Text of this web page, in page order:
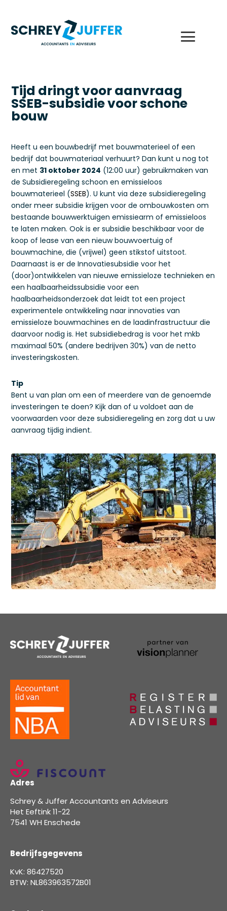
Tijd dringt voor aanvraag
SSEB-subsidie voor schone
bouw
Heeft u een bouwbedrijf met bouwmaterieel of een
bedrijf dat bouwmateriaal verhuurt? Dan kunt u nog tot
en met 31 oktober 2024 (12:00 uur) gebruikmaken van
de Subsidieregeling schoon en emissieloos
bouwmaterieel (SSEB). U kunt via deze subsidieregeling
onder meer subsidie krijgen voor de ombouwkosten om
bestaande bouwwerktuigen emissiearm of emissieloos
te laten maken. Ook is er subsidie beschikbaar voor de
koop of lease van een nieuw bouwvoertuig of
bouwmachine, die (vrijwel) geen stikstof uitstoot.
Daarnaast is er de Innovatiesubsidie voor het
(door)ontwikkelen van nieuwe emissieloze technieken en
een haalbaarheidssubsidie voor een
haalbaarheidsonderzoek dat leidt tot een project
experimentele ontwikkeling naar innovaties van
emissieloze bouwmachines en de laadinfrastructuur die
daarvoor nodig is. Het subsidiebedrag is voor het mkb
maximaal 50% (andere bedrijven 30%) van de netto
investeringskosten.
Tip
Bent u van plan om een of meerdere van de genoemde
investeringen te doen? Kijk dan of u voldoet aan de
voorwaarden voor deze subsidieregeling en zorg dat u uw
aanvraag tijdig indient.
Adres
Schrey & Juffer Accountants en Adviseurs
Het Eeftink 11-22
7541 WH Enschede
Bedrijfsgegevens
KvK: 86427520
BTW: NL863963572B01